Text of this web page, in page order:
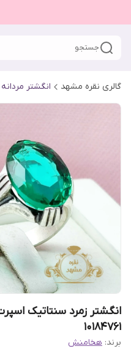
جستجو
گالری نقره مشهد انگشتر مردانه
انگشتر زمرد سنتاتیک
10184761
برند: هخامنش